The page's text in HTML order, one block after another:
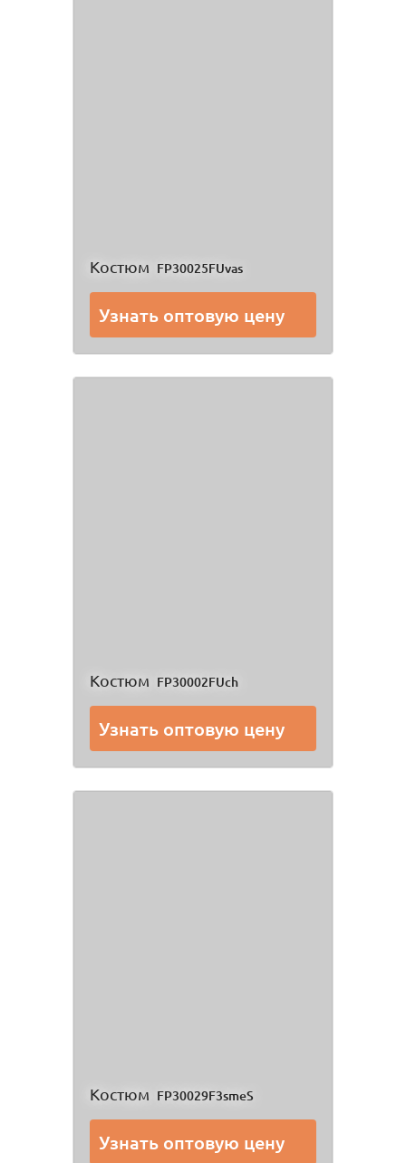
Костюм FP30025FUvas
Узнать оптовую цену
Костюм FP30002FUch
Узнать оптовую цену
Костюм FP30029F3smeS
Узнать оптовую цену